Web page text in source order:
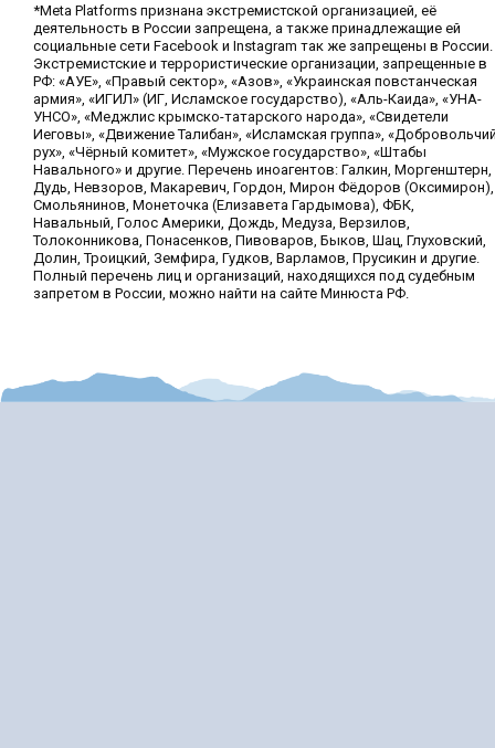
*Meta Platforms признана экстремистской организацией, её
деятельность в России запрещена, а также принадлежащие ей
социальные сети Facebook и Instagram так же запрещены в России.
Экстремистские и террористические организации, запрещенные в
РФ: «АУЕ», «Правый сектор», «Азов», «Украинская повстанческая
армия», «ИГИЛ» (ИГ, Исламское государство), «Аль-Каида», «УНА-
УНСО», «Меджлис крымско-татарского народа», «Свидетели
Иеговы», «Движение Талибан», «Исламская группа»,
рух», «Чёрный комитет», «Мужское государство», «Штабы
Навального» и другие. Перечень иноагентов: Галкин, Моргенштерн,
Дудь, Невзоров, Макаревич, Гордон, Мирон Фёдоров (Оксимирон),
Смольянинов, Монеточка (Елизавета Гардымова), ФБК,
Навальный, Голос Америки, Дождь, Медуза, Верзилов,
Толоконникова, Понасенков, Пивоваров, Быков, Шац, Глуховский,
Долин, Троицкий, Земфира, Гудков, Варламов, Прусикин и другие.
Полный перечень лиц и организаций, находящихся под судебным
запретом в России, можно найти на сайте Минюста РФ.